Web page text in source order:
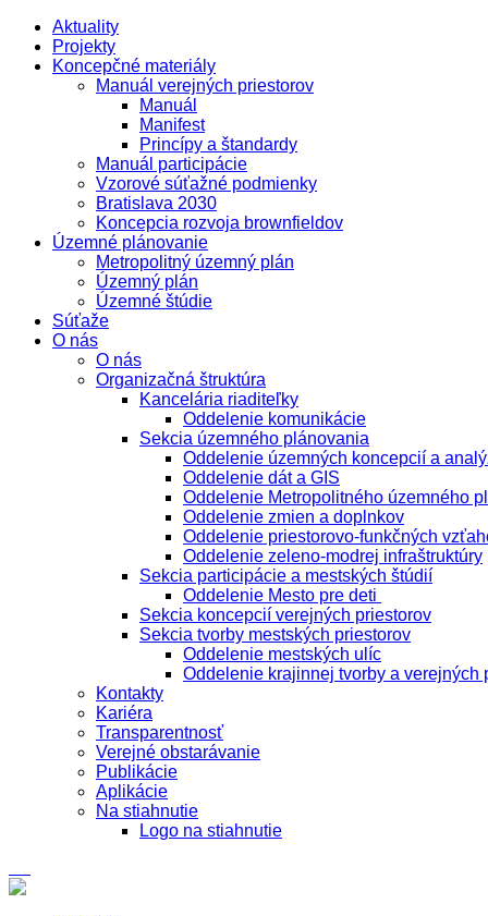
Aktuality
Projekty
Koncepčné materiály
Manuál verejných priestorov
Manuál
Manifest
Princípy a štandardy
Manuál participácie
Vzorové súťažné podmienky
Bratislava 2030
Koncepcia rozvoja brownfieldov
Územné plánovanie
Metropolitný územný plán
Územný plán
Územné štúdie
Súťaže
O nás
O nás
Organizačná štruktúra
Kancelária riaditeľky
Oddelenie komunikácie
Sekcia územného plánovania
Oddelenie územných koncepcií a
Oddelenie dát a GIS
Oddelenie Metropolitného územného
Oddelenie zmien a doplnkov
Oddelenie priestorovo-funkčných
Oddelenie zeleno-modrej infraštruktúry
Sekcia participácie a mestských štúdií
Oddelenie Mesto pre deti
Sekcia koncepcií verejných priestorov
Sekcia tvorby mestských priestorov
Oddelenie mestských ulíc
Oddelenie krajinnej tvorby a verejných
Kontakty
Kariéra
Transparentnosť
Verejné obstarávanie
Publikácie
Aplikácie
Na stiahnutie
Logo na stiahnutie